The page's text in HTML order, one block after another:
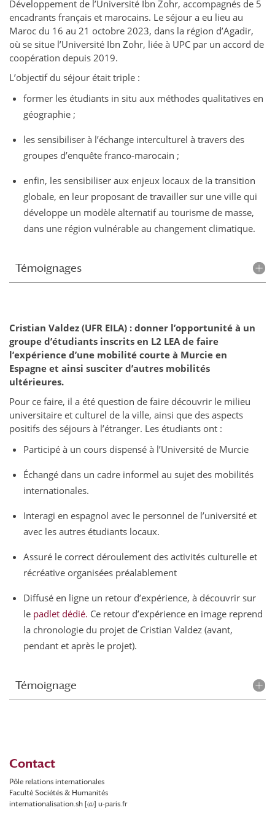
Développement de l’Université Ibn Zohr, accompagnés de 5
encadrants français et marocains. Le séjour a eu lieu au
Maroc du 16 au 21 octobre 2023, dans la région d’Agadir,
où se situe l’Université Ibn Zohr, liée à UPC par un accord de
coopération depuis 2019.
L’objectif du séjour était triple :
former les étudiants in situ aux méthodes qualitatives en
géographie ;
les sensibiliser à l’échange interculturel à travers des
groupes d’enquête franco-marocain ;
enfin, les sensibiliser aux enjeux locaux de la transition
globale, en leur proposant de travailler sur une ville qui
développe un modèle alternatif au tourisme de masse,
dans une région vulnérable au changement climatique.
Témoignages
Cristian Valdez (UFR EILA) : donner l’opportunité à un
groupe d’étudiants inscrits en L2 LEA de faire
l’expérience d’une mobilité courte à Murcie en
Espagne et ainsi susciter d’autres mobilités
ultérieures.
Pour ce faire, il a été question de faire découvrir le milieu
universitaire et culturel de la ville, ainsi que des aspects
positifs des séjours à l’étranger. Les étudiants ont :
Participé à un cours dispensé à l’Université de Murcie
Échangé dans un cadre informel au sujet des mobilités
internationales.
Interagi en espagnol avec le personnel de l’université et
avec les autres étudiants locaux.
Assuré le correct déroulement des activités culturelle et
récréative organisées préalablement
Diffusé en ligne un retour d’expérience, à découvrir sur
le padlet dédié. Ce retour d’expérience en image reprend
la chronologie du projet de Cristian Valdez (avant,
pendant et après le projet).
Témoignage
Contact
Pôle relations internationales
Faculté Sociétés & Humanités
internationalisation.sh [@] u-paris.fr